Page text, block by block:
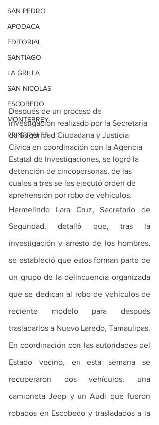
SAN PEDRO
APODACA
EDITORIAL
SANTIAGO
LA GRILLA
SAN NICOLAS
ESCOBEDO
MONTERREY
PRINCIPALES
Después de un proceso de
investigación realizado por la Secretaría
de Seguridad Ciudadana y Justicia
Cívica en coordinación con la Agencia
Estatal de Investigaciones, se logró la
detención de cincopersonas, de las
cuales a tres se les ejecutó orden de
aprehensión por robo de vehículos.
Hermelindo Lara Cruz, Secretario de
Seguridad, detalló que, tras la
investigación y arresto de los hombres,
se estableció que estos forman parte de
un grupo de la delincuencia organizada
que se dedican al robo de vehículos de
reciente modelo para después
trasladarlos a Nuevo Laredo, Tamaulipas.
En coordinación con las autoridades del
Estado vecino, en esta semana se
recuperaron dos vehículos, una
camioneta Jeep y un Audi que fueron
robados en Escobedo y trasladados a la